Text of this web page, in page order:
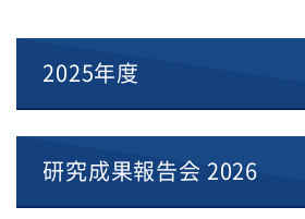
2025年度
研究成果報告会 2026